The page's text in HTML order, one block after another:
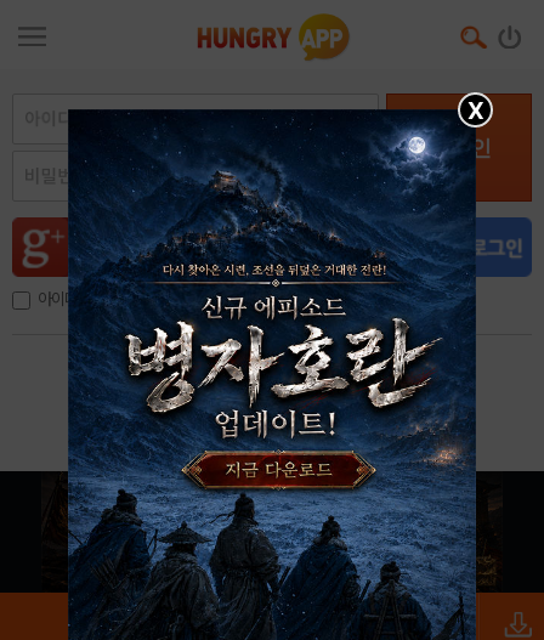
로그인
아이디, 이메일 저장
아이디 / 비밀번호 찾기 회원가입
X